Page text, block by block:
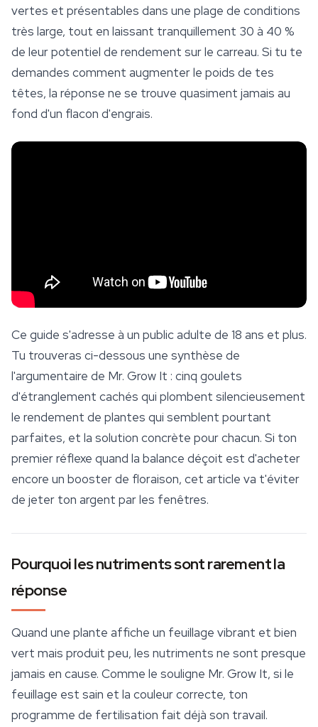
vertes et présentables dans une plage de conditions
très large, tout en laissant tranquillement 30 à 40 %
de leur potentiel de rendement sur le carreau. Si tu te
demandes comment augmenter le poids de tes
têtes, la réponse ne se trouve quasiment jamais au
fond d'un flacon d'engrais.
Ce guide s'adresse à un public adulte de 18 ans et plus.
Tu trouveras ci-dessous une synthèse de
l'argumentaire de Mr. Grow It : cinq goulets
d'étranglement cachés qui plombent silencieusement
le rendement de plantes qui semblent pourtant
parfaites, et la solution concrète pour chacun. Si ton
premier réflexe quand la balance déçoit est d'acheter
encore un booster de floraison, cet article va t'éviter
de jeter ton argent par les fenêtres.
Pourquoi les nutriments sont rarement la
réponse
Quand une plante affiche un feuillage vibrant et bien
vert mais produit peu, les nutriments ne sont presque
jamais en cause. Comme le souligne Mr. Grow It, si le
feuillage est sain et la couleur correcte, ton
programme de fertilisation fait déjà son travail.